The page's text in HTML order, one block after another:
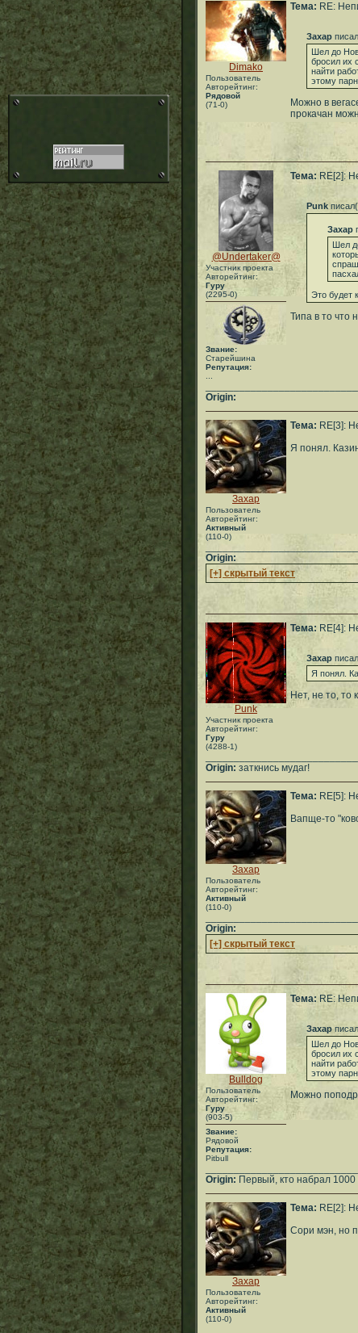
Dimako
Пользователь
Авторейтинг:
Рядовой
(71-0)
Тема: RE:
Захар
Шел до
бросил их
найти
этому
Можно в
прокачан
@Undertaker@
Участник проекта
Авторейтинг:
Гуру
(2295-0)
Звание:
Старейшина
Репутация:
Тема: RE[2]:
Punk
Захар
Шел
Это будет
Типа в то что
Origin:
Захар
Пользователь
Авторейтинг:
Активный
(110-0)
Тема: RE[3]:
Я понял.
Origin:
[+] скрытый текст
Punk
Участник проекта
Авторейтинг:
Гуру
(4288-1)
Тема: RE[4]:
Захар
Я понял.
Нет, не то, то
Origin: заткнись мудаг!
Захар
Пользователь
Авторейтинг:
Активный
(110-0)
Тема: RE[5]:
Вапще-то
Origin:
[+] скрытый текст
Bulldog
Пользователь
Авторейтинг:
Гуру
(903-5)
Звание:
Рядовой
Репутация:
Pitbull
Тема: RE:
Захар
Шел до
бросил их
найти
этому
Можно
Origin: Первый, кто набрал
Захар
Пользователь
Авторейтинг:
Активный
(110-0)
Тема: RE[2]:
Сори мэн, но